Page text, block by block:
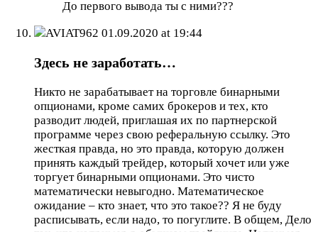
До первого вывода ты с ними???
AVIAT962 01.09.2020 at 19:44
Здесь не заработать…
Никто не зарабатывает на торговле бинарными
опционами, кроме самих брокеров и тех, кто
разводит людей, приглашая их по партнерской
программе через свою реферальную ссылку. Это
жесткая правда, но это правда, которую должен
принять каждый трейдер, который хочет или уже
торгует бинарными опционами. Это чисто
математически невыгодно. Математическое
ожидание – кто знает, что это такое?? Я не буду
расписывать, если надо, то погуглите. В общем, Дело